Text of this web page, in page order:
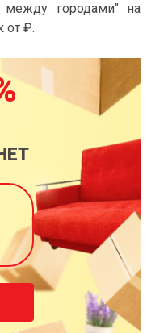
между городами" на
от ₽.